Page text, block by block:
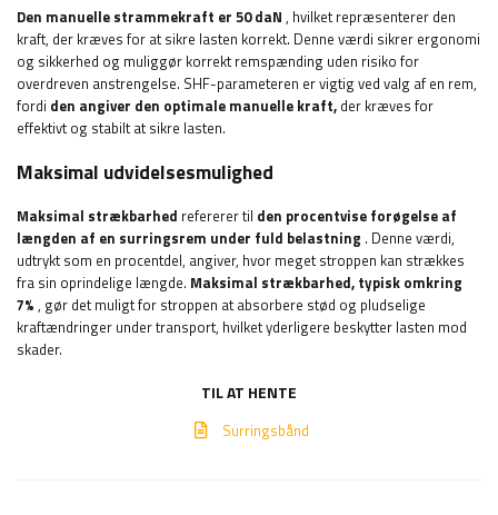
Den manuelle strammekraft er 50 daN , hvilket repræsenterer den
kraft, der kræves for at sikre lasten korrekt. Denne værdi sikrer ergonomi
og sikkerhed og muliggør korrekt remspænding uden risiko for
overdreven anstrengelse. SHF-parameteren er vigtig ved valg af en rem,
fordi den angiver den optimale manuelle kraft, der kræves for
effektivt og stabilt at sikre lasten.
Maksimal udvidelsesmulighed
Maksimal strækbarhed refererer til den procentvise forøgelse af
længden af ​​en surringsrem under fuld belastning . Denne værdi,
udtrykt som en procentdel, angiver, hvor meget stroppen kan strækkes
fra sin oprindelige længde. Maksimal strækbarhed, typisk omkring
7% , gør det muligt for stroppen at absorbere stød og pludselige
kraftændringer under transport, hvilket yderligere beskytter lasten mod
skader.
TIL AT HENTE
Surringsbånd